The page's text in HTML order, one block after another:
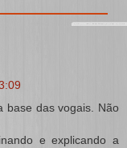
base das vogais. Não
e explicando a